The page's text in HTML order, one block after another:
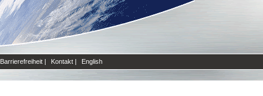
Barrierefreiheit | Kontakt | English